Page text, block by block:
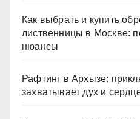
Как выбрать и купить
лиственницы в Москве:
нюансы
Рафтинг в Архызе:
захватывает дух и